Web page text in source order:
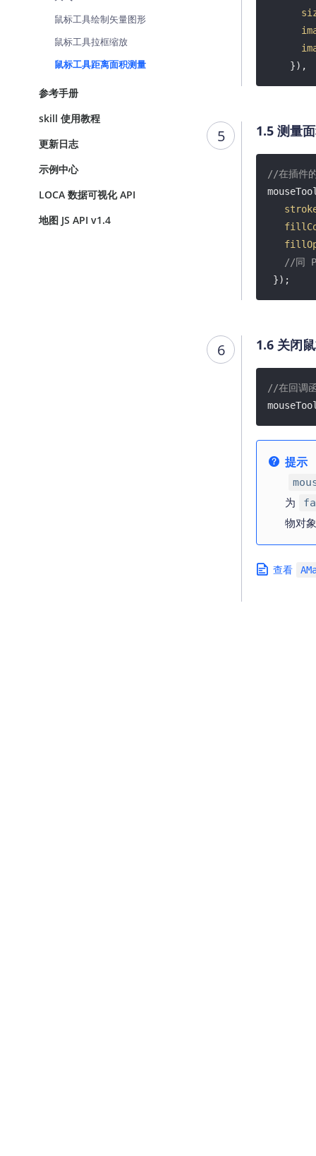
鼠标工具绘制矢量图形
鼠标工具拉框缩放
鼠标工具距离面积测量
参考手册
skill 使用教程
更新日志
示例中心
LOCA 数据可视化 API
地图 JS API v1.4
5 1.5 测量
//在插件
//同
});
6 1.6 关闭
//在回调
提示
为
物对象
查看